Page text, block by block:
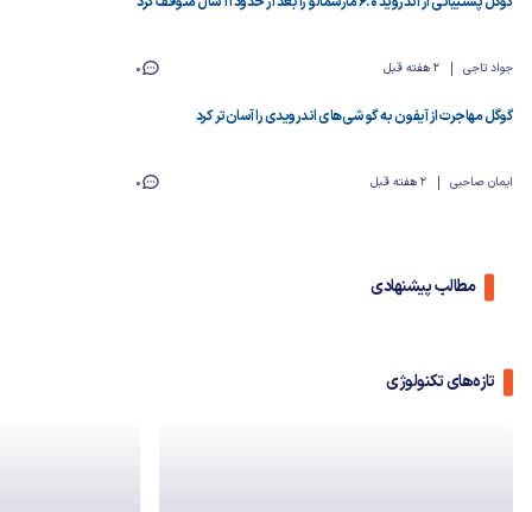
جواد تاجی 2 هفته قبل 0
گوگل مهاجرت از آیفون به گوشی‌های اندرویدی را آسان‌تر کرد
ایمان صاحبی 2 هفته قبل 0
مطالب پیشنهادی
تازه‌های تکنولوژی